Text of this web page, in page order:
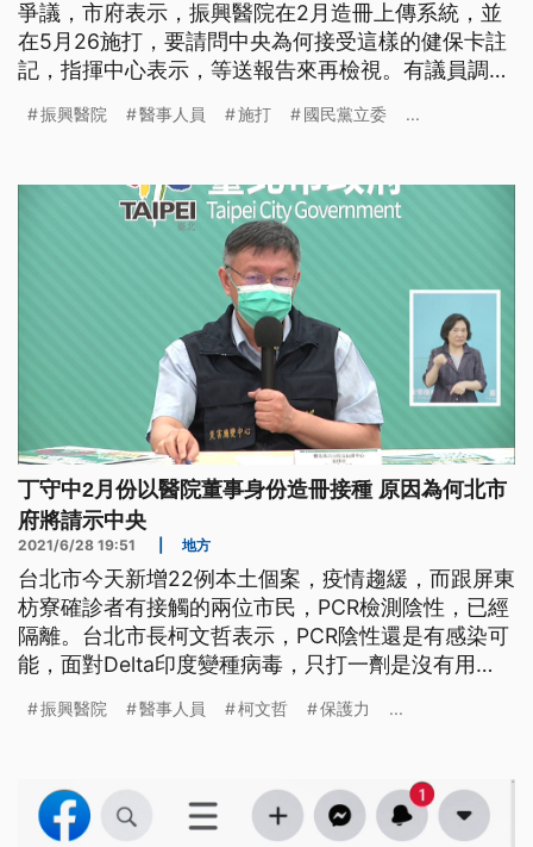
爭議，市府表示，振興醫院在2月造冊上傳系統，並
在5月26施打，要請問中央為何接受這樣的健保卡註
記，指揮中心表示，等送報告來再檢視。有議員調閱
身上，其中，市府在5月24日、27日、和28日三天再
丁守中坦承施打AZ疫苗，傳出和丁守中同批施打的
有上百人，市府追查發
振興醫院 醫事人員 施打 國民黨立委 ...
丁守中2月份以醫院董事身份造冊接種 原因為何北市
府將請示中央
2021/6/28 19:51 地方
台北市今天新增22例本土個案，疫情趨緩，而跟屏東
枋寮確診者有接觸的兩位市民，PCR檢測陰性，已經
隔離。台北市長柯文哲表示，PCR陰性還是有感染可
能，面對Delta印度變種病毒，只打一劑是沒有用
侵，跟屏東枋寮確診者有接觸的兩名台北市民，PCR
北市長柯文哲強調，PCR陰性還是有感染可能，包括
發病前、發病後
振興醫院 醫事人員 柯文哲 保護力 ...